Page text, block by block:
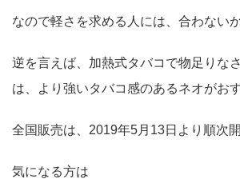
なので軽さを求める人には、合わないか
逆を言えば、加熱式タバコで物足りな
は、より強いタバコ感のあるネオがお
全国販売は、2019年5月13日より順次
気になる方は